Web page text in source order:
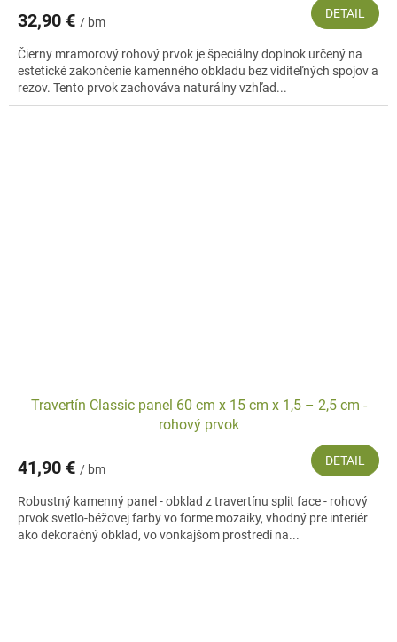
32,90 € / bm
DETAIL
Čierny mramorový rohový prvok je špeciálny doplnok určený na
estetické zakončenie kamenného obkladu bez viditeľných spojov a
rezov. Tento prvok zachováva naturálny vzhľad...
Travertín Classic panel 60 cm x 15 cm x 1,5 – 2,5 cm -
rohový prvok
41,90 € / bm
DETAIL
Robustný kamenný panel - obklad z travertínu split face - rohový
prvok svetlo-béžovej farby vo forme mozaiky, vhodný pre interiér
ako dekoračný obklad, vo vonkajšom prostredí na...